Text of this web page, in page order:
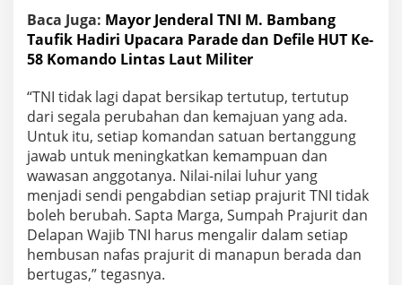
e
r
j
n
g
B
e
s
a
m
a
-
s
Baca Juga: Mayor Jenderal TNI M. Bambang
Taufik Hadiri Upacara Parade dan Defile HUT Ke-
58 Komando Lintas Laut Militer
“TNI tidak lagi dapat bersikap tertutup, tertutup
dari segala perubahan dan kemajuan yang ada.
Untuk itu, setiap komandan satuan bertanggung
jawab untuk meningkatkan kemampuan dan
wawasan anggotanya. Nilai-nilai luhur yang
menjadi sendi pengabdian setiap prajurit TNI tidak
boleh berubah. Sapta Marga, Sumpah Prajurit dan
Delapan Wajib TNI harus mengalir dalam setiap
hembusan nafas prajurit di manapun berada dan
bertugas,” tegasnya.